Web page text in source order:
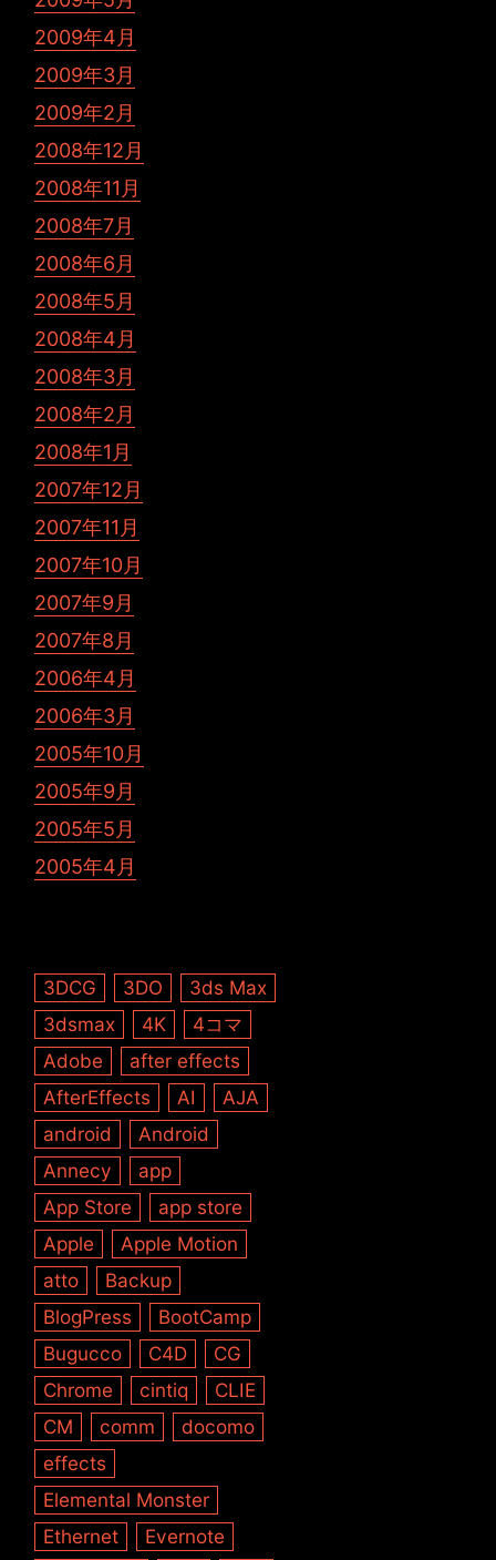
2009年4月
2009年3月
2009年2月
2008年12月
2008年11月
2008年7月
2008年6月
2008年5月
2008年4月
2008年3月
2008年2月
2008年1月
2007年12月
2007年11月
2007年10月
2007年9月
2007年8月
2006年4月
2006年3月
2005年10月
2005年9月
2005年5月
2005年4月
3DCG 3DO
3ds Max
3dsmax
4K
4コマ
Adobe
after effects
AfterEffects
AI
AJA
android
Android
Annecy
app
App Store
app store
Apple
Apple Motion
atto
Backup
BlogPress
BootCamp
Bugucco
C4D
CG
Chrome
cintiq
CLIE
CM
comm
docomo
effects
Elemental Monster
Ethernet
Evernote